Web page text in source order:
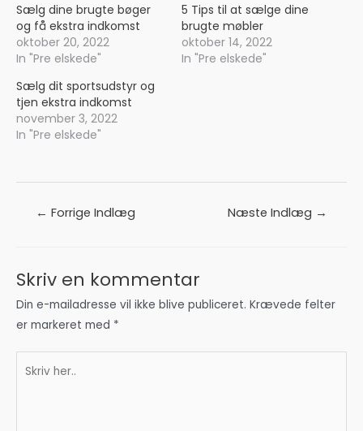
Sælg dine brugte bøger
og få ekstra indkomst
oktober 20, 2022
In "Pre elskede"
5 Tips til at sælge dine
brugte møbler
oktober 14, 2022
In "Pre elskede"
Sælg dit sportsudstyr og
tjen ekstra indkomst
november 3, 2022
In "Pre elskede"
Indlægsnavigation
← Forrige Indlæg Næste Indlæg →
Skriv en kommentar
Din e-mailadresse vil ikke blive publiceret. Krævede felter
er markeret med *